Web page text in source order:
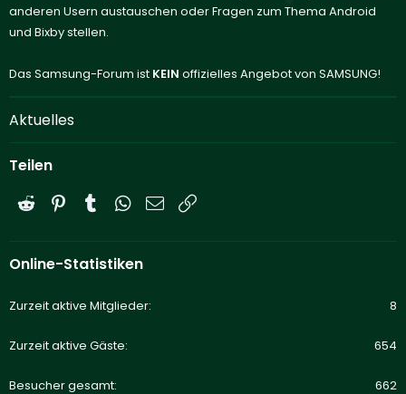
anderen Usern austauschen oder Fragen zum Thema Android
und Bixby stellen.
Das Samsung-Forum ist KEIN offizielles Angebot von SAMSUNG!
Aktuelles
Teilen
Reddit PinterestTumblrWhatsApp
E-Mail
Online-Statistiken
Zurzeit aktive Mitglieder 8
Zurzeit aktive Gäste 654
Besucher gesamt 662